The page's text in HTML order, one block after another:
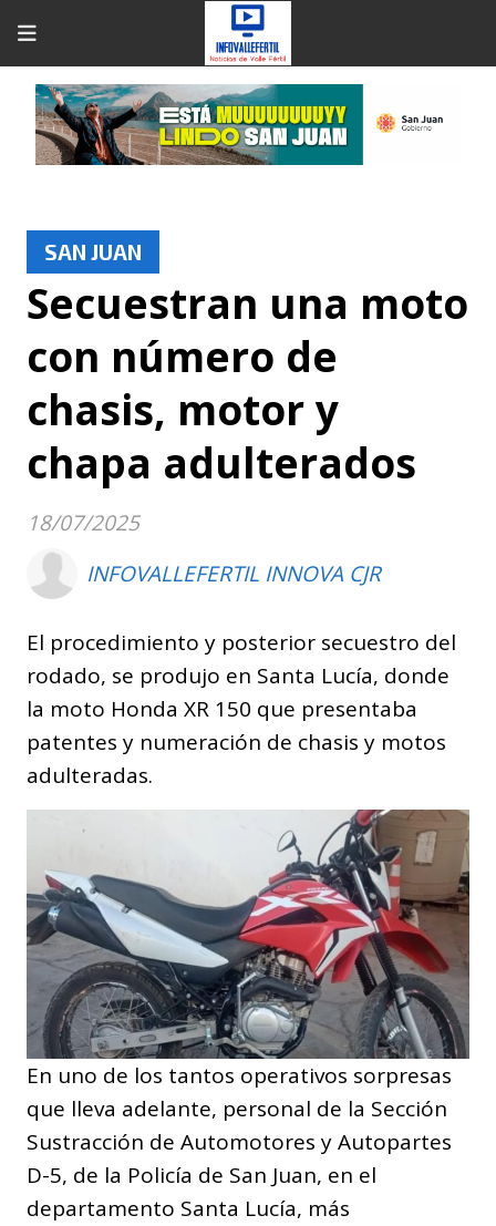
Secuestran una moto
con número de
chasis, motor y
chapa adulterados
El procedimiento y posterior secuestro del
rodado, se produjo en Santa Lucía, donde
la moto Honda XR 150 que presentaba
patentes y numeración de chasis y motos
adulteradas.
SAN JUAN
18/07/2025
INFOVALLEFERTIL INNOVA CJR
En uno de los tantos operativos sorpresas
que lleva adelante, personal de la Sección
Sustracción de Automotores y Autopartes
D-5, de la Policía de San Juan, en el
departamento Santa Lucía, más